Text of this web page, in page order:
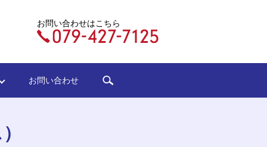
お問い合わせはこちら
お問い合わせ